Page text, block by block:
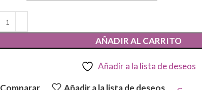
AÑADIR AL CARRITO
Añadir a la lista de deseos
Comparar Añadir a la lista de deseos